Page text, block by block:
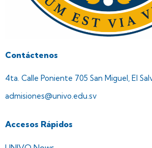
Contáctenos
4ta. Calle Poniente 705 San Miguel, El
admisiones@univo.edu.sv
Accesos Rápidos